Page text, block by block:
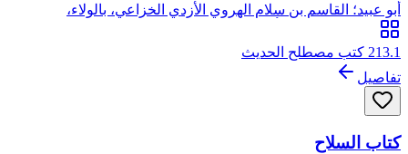
أبو عبيد؛ القاسم بن سلام الهروي الأزدي الخزاعي، بالولاء،
الخراساني البغدادي، أبو عبيد
213.1 كتب مصطلح الحديث
تفاصيل
كتاب السلاح